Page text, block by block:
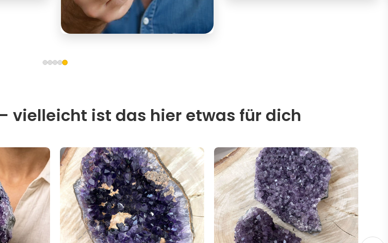
vielleicht ist das hier etwas für dich